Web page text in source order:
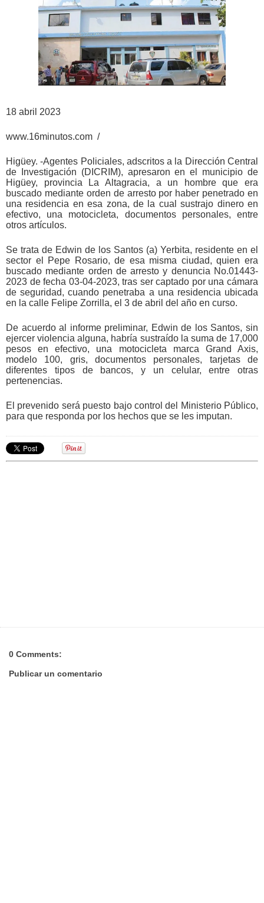
18 abril 2023
www.16minutos.com /
Higüey. -Agentes Policiales, adscritos a la Dirección Central
de Investigación (DICRIM), apresaron en el municipio de
Higüey, provincia La Altagracia, a un hombre que era
buscado mediante orden de arresto por haber penetrado en
una residencia en esa zona, de la cual sustrajo dinero en
efectivo, una motocicleta, documentos personales, entre
otros artículos.
Se trata de Edwin de los Santos (a) Yerbita, residente en el
sector el Pepe Rosario, de esa misma ciudad, quien era
buscado mediante orden de arresto y denuncia No.01443-
2023 de fecha 03-04-2023, tras ser captado por una cámara
de seguridad, cuando penetraba a una residencia ubicada
en la calle Felipe Zorrilla, el 3 de abril del año en curso.
De acuerdo al informe preliminar, Edwin de los Santos, sin
ejercer violencia alguna, habría sustraído la suma de 17,000
pesos en efectivo, una motocicleta marca Grand Axis,
modelo 100, gris, documentos personales, tarjetas de
diferentes tipos de bancos, y un celular, entre otras
pertenencias.
El prevenido será puesto bajo control del Ministerio Público,
para que responda por los hechos que se les imputan.
0 Comments:
Publicar un comentario